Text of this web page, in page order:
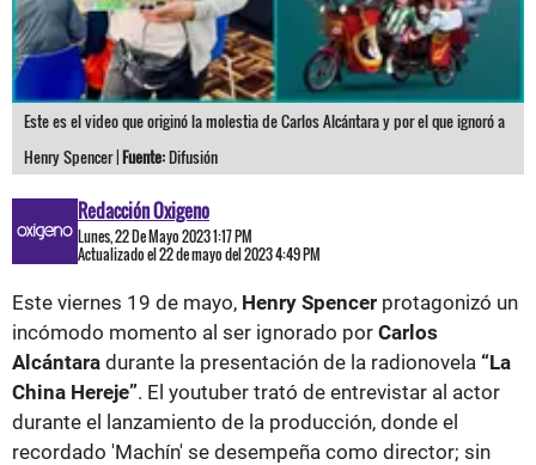
Este es el video que originó la molestia de Carlos Alcántara y por el que ignoró a
Henry Spencer |Fuente:Difusión
Redacción Oxigeno
Lunes, 22 De Mayo 2023 1:17 PM
Actualizado el 22 de mayo del 2023 4:49 PM
Este viernes 19 de mayo, Henry Spencer protagonizó un
incómodo momento al ser ignorado por Carlos
Alcántara durante la presentación de la radionovela “La
China Hereje”. El youtuber trató de entrevistar al actor
durante el lanzamiento de la producción, donde el
recordado 'Machín' se desempeña como director; sin